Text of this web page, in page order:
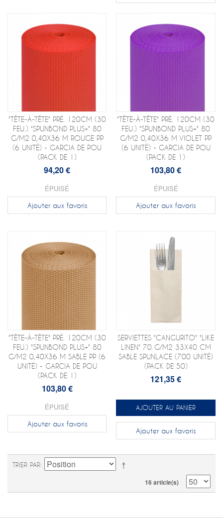
"TÊTE-À-TÊTE" PRÉ. 120CM (30
FEU.) "SPUNBOND PLUS+" 80
G/M2 0,40X36 M ROUGE PP
(6 UNITÉ) - GARCIA DE POU
(PACK DE 1)
94,20 €
ÉPUISÉ
Ajouter aux favoris
"TÊTE-À-TÊTE" PRÉ. 120CM (30
FEU.) "SPUNBOND PLUS+" 80
G/M2 0,40X36 M VIOLET PP
(6 UNITÉ) - GARCIA DE POU
(PACK DE 1)
103,80 €
ÉPUISÉ
Ajouter aux favoris
"TÊTE-À-TÊTE" PRÉ. 120CM (30
FEU.) "SPUNBOND PLUS+" 80
G/M2 0,40X36 M SABLE PP (6
UNITÉ) - GARCIA DE POU
(PACK DE 1)
103,80 €
ÉPUISÉ
Ajouter aux favoris
SERVIETTES "CANGURITO" "LIKE
LINEN" 70 G/M2 33X40 CM
SABLE SPUNLACE (700 UNITÉ)
(PACK DE 50)
121,35 €
AJOUTER AU PANIER
Ajouter aux favoris
TRIER PAR
16 article(s)